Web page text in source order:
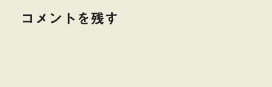
コメントを残す